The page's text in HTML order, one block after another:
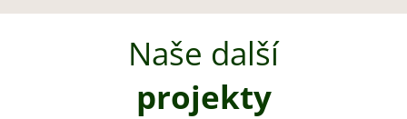
Naše další
projekty